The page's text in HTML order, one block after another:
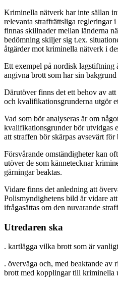
Kriminella nätverk har inte sällan
relevanta straffrättsliga regleringar
finnas skillnader mellan länderna
bedömning skiljer sig t.ex.
åtgärder mot kriminella nätverk i
Ett exempel på nordisk lagstiftning
angivna brott som har sin
Därutöver finns det ett behov av
och kvalifikationsgrunderna utgör
Vad som bör analyseras är om
kvalifikationsgrunder bör utvidgas
att straffen bör skärpas avsevärt
Försvårande omständigheter kan
utöver de som kännetecknar
gärningar beaktas.
Vidare finns det anledning att
Polismyndighetens bild är vidare
ifrågasättas om den nuvarande
Utredaren ska
. kartlägga vilka brott som är
. överväga och, med beaktande
brott med kopplingar till kriminella